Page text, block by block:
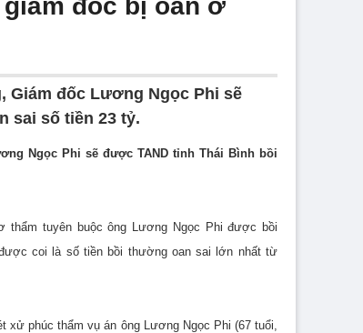
đốc bị oan ở
Giám đốc Lương Ngọc Phi sẽ
sai số tiền 23 tỷ.
Ngọc Phi sẽ được TAND tỉnh Thái Bình bồi
tuyên buộc ông Lương Ngọc Phi được bồi
coi là số tiền bồi thường oan sai lớn nhất từ
xử phúc thẩm vụ án ông Lương Ngọc Phi (67 tuổi,